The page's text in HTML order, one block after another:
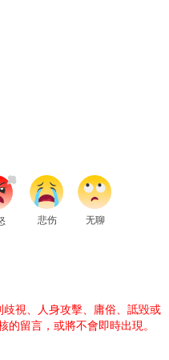
悲伤 无聊
視、人身攻擊、庸俗、詆毀或
留言，或將不會即時出現。